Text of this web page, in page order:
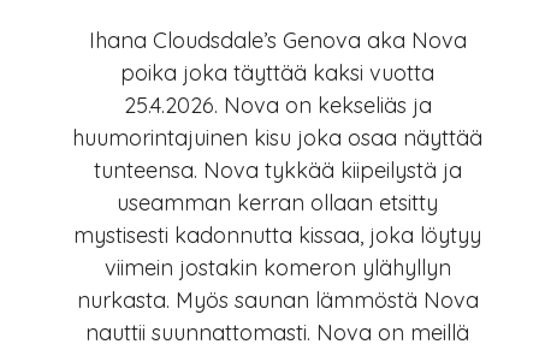
Ihana Cloudsdale’s Genova aka Nova
poika joka täyttää kaksi vuotta
25.4.2026. Nova on kekseliäs ja
huumorintajuinen kisu joka osaa näyttää
tunteensa. Nova tykkää kiipeilystä ja
useamman kerran ollaan etsitty
mystisesti kadonnutta kissaa, joka löytyy
viimein jostakin komeron ylähyllyn
nurkasta. Myös saunan lämmöstä Nova
nauttii suunnattomasti. Nova on meillä